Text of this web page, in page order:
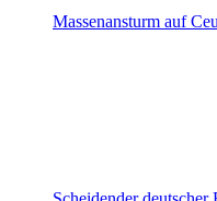
Massenansturm auf